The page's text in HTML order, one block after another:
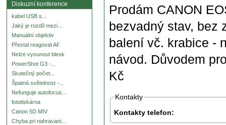
Diskuzní konference
kabel USB s...
Jaký je rozdíl mezi...
Manuální objektiv
Přestal reagovat AF
Nelze vysunout blesk
PowerShot G3 -...
Skutečný počet...
Špatná světelnost -...
Nefunguje autofocus...
fototiskárna
Canon 5D MIV
Chyba pri nahravani...
Prodám CANON
bezvadný stav, bez
balení vč. krabice -
návod. Důvodem
Kč
Kontakty
Kontakty telefon: